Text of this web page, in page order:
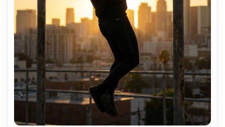
Créez des images IA
à l’infini. 100 %
gratuit!
Créer Gratuitement →